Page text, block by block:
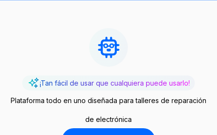
¡Tan fácil de usar que cualquiera puede usarlo!
Plataforma todo en uno diseñada para talleres de reparación
de electrónica